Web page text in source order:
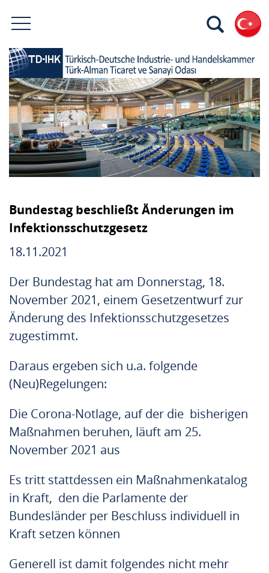
Bundestag beschließt Änderungen im
Infektionsschutzgesetz
18.11.2021
Der Bundestag hat am Donnerstag, 18.
November 2021, einem Gesetzentwurf zur
Änderung des Infektionsschutzgesetzes
zugestimmt.
Daraus ergeben sich u.a. folgende
(Neu)Regelungen:
Die Corona-Notlage, auf der die bisherigen
Maßnahmen beruhen, läuft am 25.
November 2021 aus
Es tritt stattdessen ein Maßnahmenkatalog
in Kraft, den die Parlamente der
Bundesländer per Beschluss individuell in
Kraft setzen können
Generell ist damit folgendes nicht mehr